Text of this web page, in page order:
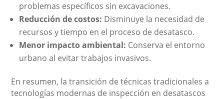
problemas específicos sin excavaciones.
Reducción de costos: Disminuye la necesidad de
recursos y tiempo en el proceso de desatasco.
Menor impacto ambiental: Conserva el entorno
urbano al evitar trabajos invasivos.
En resumen, la transición de técnicas tradicionales a
tecnologías modernas de inspección en desatascos